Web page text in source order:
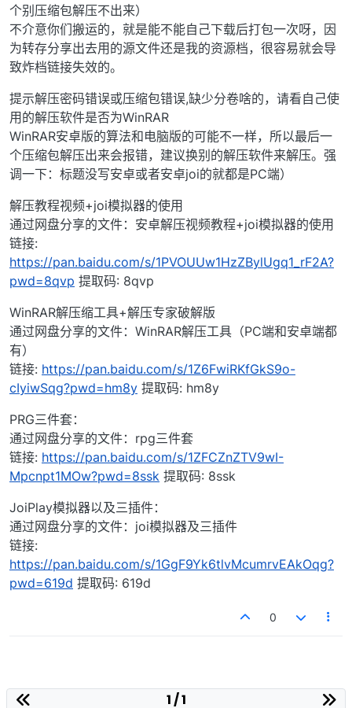
个别压缩包解压不出来）
不介意你们搬运的，就是能不能自己下载后打包一次呀，因
为转存分享出去用的源文件还是我的资源档，很容易就会导
致炸档链接失效的。
提示解压密码错误或压缩包错误,缺少分卷啥的，请看自己使
用的解压软件是否为WinRAR
WinRAR安卓版的算法和电脑版的可能不一样，所以最后一
个压缩包解压出来会报错，建议换别的解压软件来解压。强
调一下：标题没写安卓或者安卓joi的就都是PC端）
解压教程视频+joi模拟器的使用
通过网盘分享的文件：安卓解压视频教程+joi模拟器的使用
链接:
https://pan.baidu.com/s/1PVOUUw1HzZBylUgq1_rF2A?
pwd=8qvp 提取码: 8qvp
WinRAR解压缩工具+解压专家破解版
通过网盘分享的文件：WinRAR解压工具（PC端和安卓端都
有）
链接: https://pan.baidu.com/s/1Z6FwiRKfGkS9o-
cIyiwSqg?pwd=hm8y 提取码: hm8y
PRG三件套：
通过网盘分享的文件：rpg三件套
链接: https://pan.baidu.com/s/1ZFCZnZTV9wI-
Mpcnpt1MOw?pwd=8ssk 提取码: 8ssk
JoiPlay模拟器以及三插件：
通过网盘分享的文件：joi模拟器及三插件
链接:
https://pan.baidu.com/s/1GgF9Yk6tlvMcumrvEAkOqg?
pwd=619d 提取码: 619d
0
1 / 1